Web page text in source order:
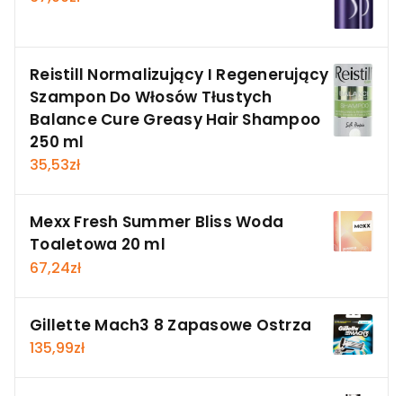
Reistill Normalizujący I Regenerujący
Szampon Do Włosów Tłustych
Balance Cure Greasy Hair Shampoo
250 ml
35,53zł
Mexx Fresh Summer Bliss Woda
Toaletowa 20 ml
67,24zł
Gillette Mach3 8 Zapasowe Ostrza
135,99zł